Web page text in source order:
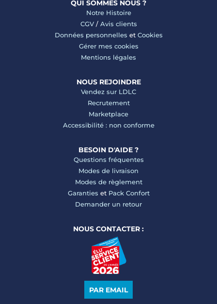
QUI SOMMES NOUS ?
Notre Histoire
CGV/ Avis clients
Données personnelles et Cookies
Gérer mes cookies
Mentions légales
NOUS REJOINDRE
Vendez sur LDLC
Recrutement
Marketplace
Accessibilité : non conforme
BESOIN D'AIDE ?
Questions fréquentes
Modes de livraison
Modes de règlement
Garanties et Pack Confort
Demander un retour
NOUS CONTACTER :
PAR EMAIL